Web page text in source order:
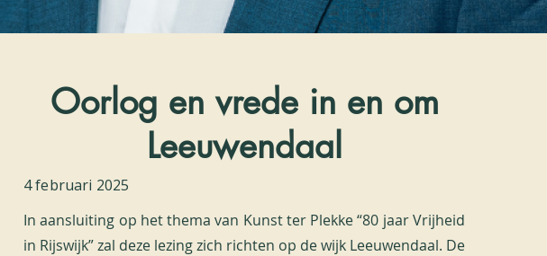
Oorlog en vrede in en om
Leeuwendaal
4 februari 2025
In aansluiting op het thema van Kunst ter Plekke “80 jaar Vrijheid
in Rijswijk” zal deze lezing zich richten op de wijk Leeuwendaal. De